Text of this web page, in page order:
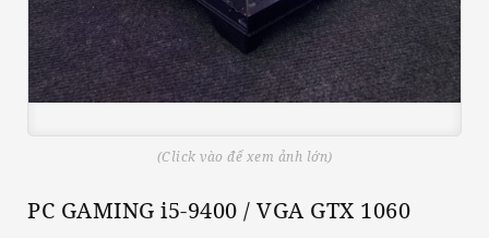
(Click vào để xem ảnh lớn)
PC GAMING i5-9400 / VGA GTX 1060